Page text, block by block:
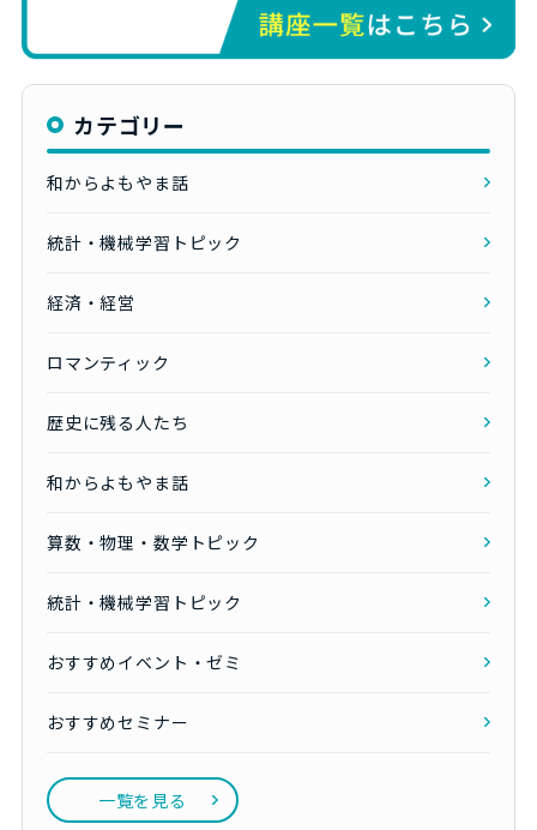
カテゴリー
和からよもやま話
統計・機械学習トピック
経済・経営
ロマンティック
歴史に残る人たち
和からよもやま話
算数・物理・数学トピック
統計・機械学習トピック
おすすめイベント・ゼミ
おすすめセミナー
一覧を見る